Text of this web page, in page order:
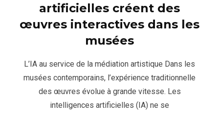
artificielles créent des
œuvres interactives dans les
musées
L’IA au service de la médiation artistique Dans les
musées contemporains, l’expérience traditionnelle
des œuvres évolue à grande vitesse. Les
intelligences artificielles (IA) ne se